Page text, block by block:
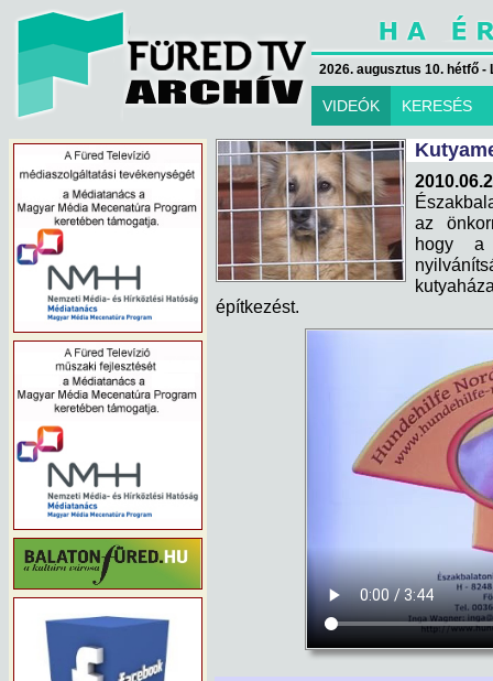
2026. augusztus 10. hétfő -
VIDEÓK KERESÉS
az
hogy a
építkezést.